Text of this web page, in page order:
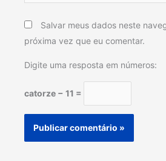
Salvar meus dados neste
próxima vez que eu comentar.
Digite uma resposta em números:
catorze − 11 =